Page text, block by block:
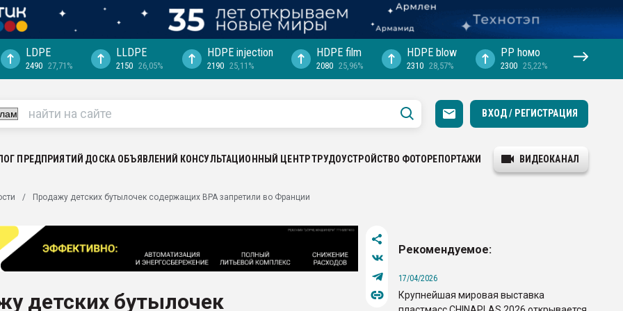
выходит на
рынке
LDPE
2490 27,71%
LLDPE
2150 26,05%
HDPE injection
2190 25,11%
HDPE film
2080 25,96%
HDPE blow
2310 28,57%
PP hомо
2300 25,22%
ВХОД / РЕГИСТРАЦИЯ
ПРЕДПРИЯТИЙ ДОСКА ОБЪЯВЛЕНИЙ КОНСУЛЬТАЦИОННЫЙ ЦЕНТРТРУДОУСТРОЙСТВО ФОТОРЕПОРТАЖИ ВИДЕОКАНАЛ
Продажу детских бутылочек содержащих BPA запретили во Франции
детских бутылочек
Рекомендуемое:
17/04/2026
Крупнейшая мировая выставка